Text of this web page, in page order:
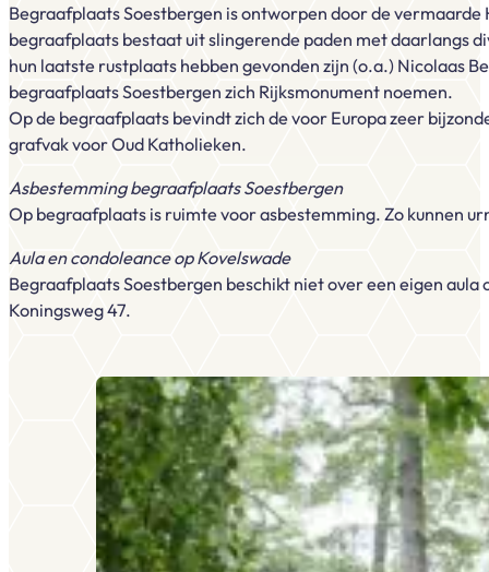
Begraafplaats Soestbergen is ontworpen door de
begraafplaats bestaat uit slingerende paden met daarlangs
hun laatste rustplaats hebben gevonden zijn (o.a.) Nicolaas
begraafplaats Soestbergen zich Rijksmonument noemen.
Op de begraafplaats bevindt zich de voor Europa zeer
grafvak voor Oud Katholieken.
Asbestemming begraafplaats Soestbergen
Op begraafplaats is ruimte voor asbestemming. Zo kunnen
Aula en condoleance op Kovelswade
Begraafplaats Soestbergen beschikt niet over een eigen
Koningsweg 47.